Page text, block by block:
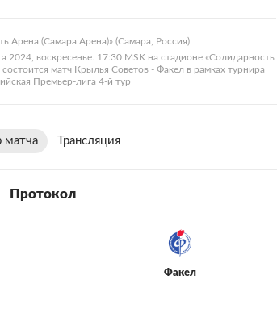
Арена (Самара Арена)» (Самара, Россия)
2024, воскресенье. 17:30 MSK на стадионе «Солидарность
матч Крылья Советов - Факел в рамках турнира
Премьер-лига 4-й тур
матча Трансляция
Протокол
Факел